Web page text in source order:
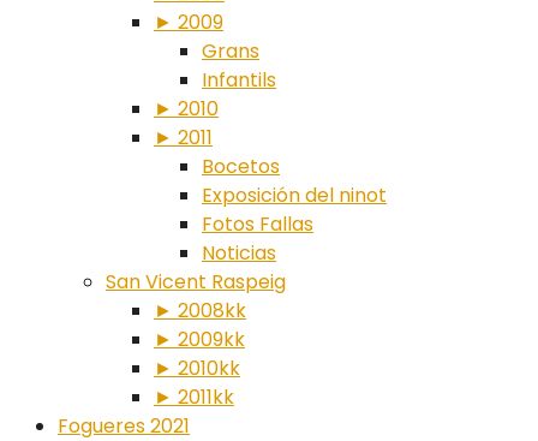
► 2009
Grans
Infantils
► 2010
► 2011
Bocetos
Exposición del ninot
Fotos Fallas
Noticias
San Vicent Raspeig
► 2008kk
► 2009kk
► 2010kk
► 2011kk
Fogueres 2021